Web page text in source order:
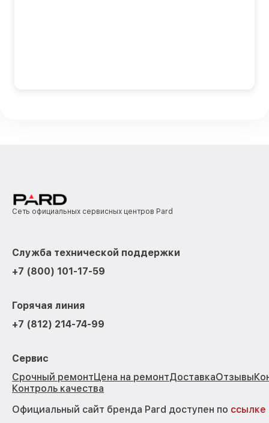
Сеть официальных сервисных центров Pard
Служба технической поддержки
+7 (800) 101-17-59
Горячая линия
+7 (812) 214-74-99
Сервис
Срочный ремонтЦена на ремонтДоставкаОтзывы
Контроль качества
Официальный сайт бренда Pard доступен по ссылке